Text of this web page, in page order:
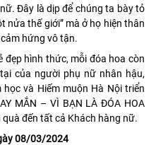
Đây là dịp để chúng ta bày tỏ
nửa thế giới” mà ở họ hiện thân
hứng vô tận.
đẹp hình thức, mỗi đóa hoa còn
của người phụ nữ nhân hậu,
học và Hiếm muộn Hà Nội triển
MẮN – VÌ BẠN LÀ ĐÓA HOA
đến tất cả Khách hàng nữ.
08/03/2024